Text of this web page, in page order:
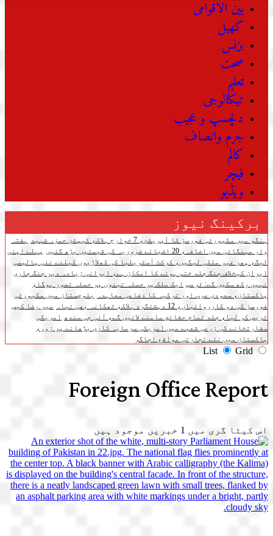
بین الاقوامی
کھیل
بزنس
صحت
تعلیم
ٹیکنالوجی
دلچسپ و عجیب
جرم وانصاف
کالم
فیچر
ویڈیو
برکینگ نیوز
ہنگو میں سکیورٹی فورسز کا آپریشن، 7 خوارج ہلاک، کیپٹن حمزہ شہید
ہفتہ
وار مہنگائی میں اضافہ، 20 اشیائے ضروریہ کی قیمتیں بڑھ گئیں
پہلے اپنی
لیگ، پھر غیر ملکی لیگیں، کرکٹ آسٹریلیا کی کھلاڑیوں کیلئے نئی پالیسی
ایران کیخلاف جنگ جلد ختم ہونے کا امکان ہے، ایرانی زیادہ دیر جنگ جاری
نہیں رکھ سکیں گے: ٹرمپ ایک ملک پر حملہ تینوں پر حملہ تصور ہوگا،
پاکستان، سعودی عرب اور ترکیہ کا دفاعی معاہدہ
بلوچستان میں سکیورٹی
فورسز کی دو کارروائیاں، 12 دہشتگرد ہلاک، ٹھکانہ بھی تباہ
میر رضا کیس
ٹریس کر لیا، جلد تمام حقائق سامنے لائیں گے، آئی جی سندھ امریکی
سفارتخانے کی زرعی شعبے میں امریکی سرمایہ کاری بڑھانے پر زور،
پاکستان میں نئے تجارتی مواقع اجاگر
List Grid
Foreign Office Report
اس کیٹا گری میں 1 خبریں موجود ہیں